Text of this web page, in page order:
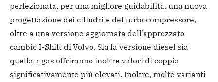
perfezionata, per una migliore guidabilità, una nuova
progettazione dei cilindri e del turbocompressore,
oltre a una versione aggiornata dell’apprezzato
cambio I-Shift di Volvo. Sia la versione diesel sia
quella a gas offriranno inoltre valori di coppia
significativamente più elevati. Inoltre, molte varianti